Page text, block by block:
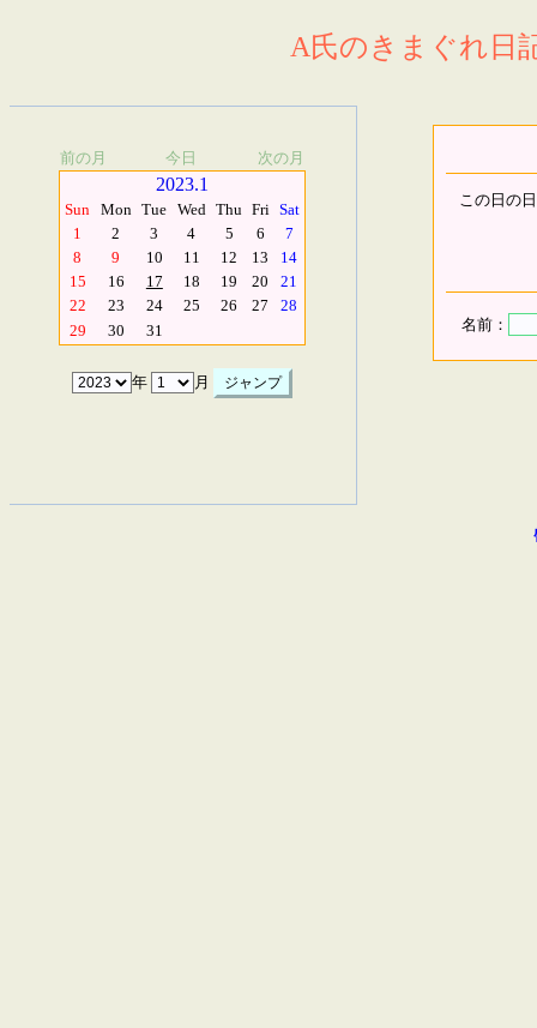
A氏のきまぐれ日
前の月 今日 次の月
2023.1
Sun Mon Tue Wed Thu Fri Sat
1
2 3 4 5 6
7
8
9 10 11 12 13
14
15
16 17 18 19 20
21
22
23 24 25 26 27
28
29
30 31
年 月
この日の
名前：